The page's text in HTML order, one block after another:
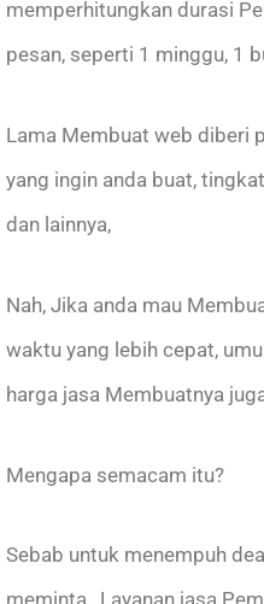
memperhitungkan durasi
pesan, seperti 1 minggu, 1
Lama Membuat web diberi
yang ingin anda buat,
dan lainnya,
Nah, Jika anda mau
waktu yang lebih cepat,
harga jasa Membuatnya
Mengapa semacam itu?
Sebab untuk menempuh